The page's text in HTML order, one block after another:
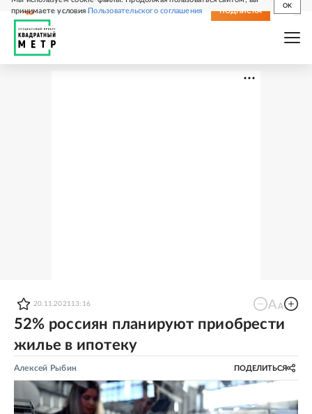
принимаете условияПользовательского соглашения
OK
СВЕЖИЙ НОМЕР ПОДПИСКА
20.11.2021 13:16
52% россиян планируют приобрести
жилье в ипотеку
Алексей Рыбин ПОДЕЛИТЬСЯ